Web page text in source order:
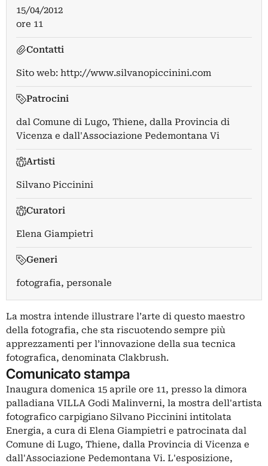
15/04/2012
ore 11
Contatti
Sito web: http://www.silvanopiccinini.com
Patrocini
dal Comune di Lugo, Thiene, dalla Provincia di
Vicenza e dall'Associazione Pedemontana Vi
Artisti
Silvano Piccinini
Curatori
Elena Giampietri
Generi
fotografia, personale
La mostra intende illustrare l’arte di questo maestro
della fotografia, che sta riscuotendo sempre più
apprezzamenti per l’innovazione della sua tecnica
fotografica, denominata Clakbrush.
Comunicato stampa
Inaugura domenica 15 aprile ore 11, presso la dimora
palladiana VILLA Godi Malinverni, la mostra dell'artista
fotografico carpigiano Silvano Piccinini intitolata
Energia, a cura di Elena Giampietri e patrocinata dal
Comune di Lugo, Thiene, dalla Provincia di Vicenza e
dall'Associazione Pedemontana Vi. L'esposizione,